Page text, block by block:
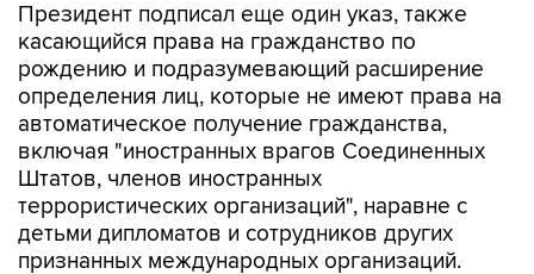
Президент подписал еще один указ, также
касающийся права на гражданство по
рождению и подразумевающий расширение
определения лиц, которые не имеют права на
автоматическое получение гражданства,
включая "иностранных врагов Соединенных
Штатов, членов иностранных
террористических организаций", наравне с
детьми дипломатов и сотрудников других
признанных международных организаций.